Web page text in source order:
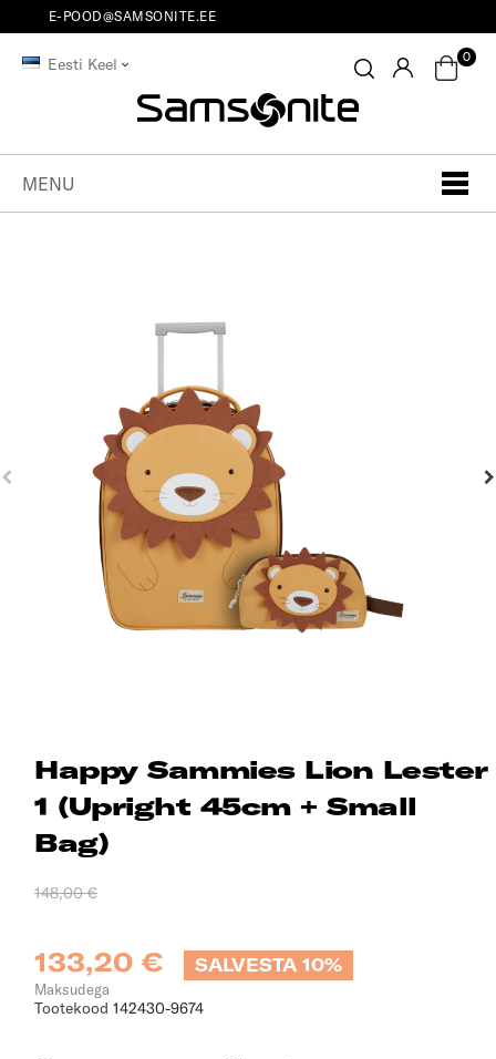
E-POOD@SAMSONITE.EE
Eesti Keel 0
MENU
Happy Sammies Lion Lester
1 (Upright 45cm + Small
Bag)
148,00 €
133,20 € SALVESTA 10%
Maksudega
Tootekood 142430-9674